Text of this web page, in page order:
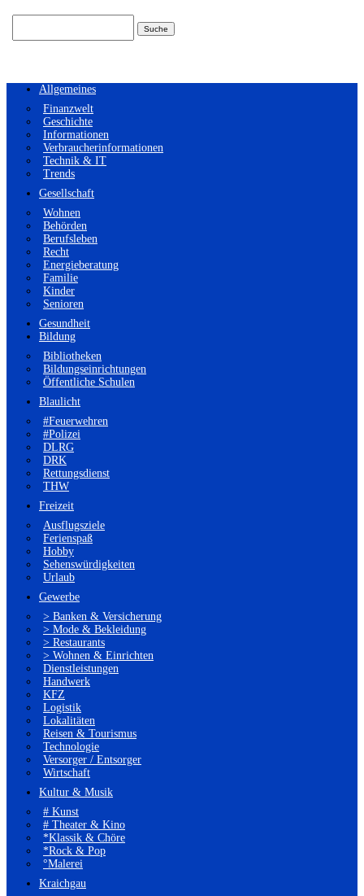
Allgemeines
Finanzwelt
Geschichte
Informationen
Verbraucherinformationen
Technik & IT
Trends
Gesellschaft
Wohnen
Behörden
Berufsleben
Recht
Energieberatung
Familie
Kinder
Senioren
Gesundheit
Bildung
Bibliotheken
Bildungseinrichtungen
Öffentliche Schulen
Blaulicht
#Feuerwehren
#Polizei
DLRG
DRK
Rettungsdienst
THW
Freizeit
Ausflugsziele
Ferienspaß
Hobby
Sehenswürdigkeiten
Urlaub
Gewerbe
> Banken & Versicherung
> Mode & Bekleidung
> Restaurants
> Wohnen & Einrichten
Dienstleistungen
Handwerk
KFZ
Logistik
Lokalitäten
Reisen & Tourismus
Technologie
Versorger / Entsorger
Wirtschaft
Kultur & Musik
# Kunst
# Theater & Kino
*Klassik & Chöre
*Rock & Pop
°Malerei
Kraichgau